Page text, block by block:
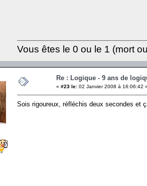
Vous êtes le 0 ou le 1 (mort
Re : Logique - 9 ans de
« #23 le: 02 Janvier 2008 à 16:06:42
Sois rigoureux, réfléchis deux secondes et